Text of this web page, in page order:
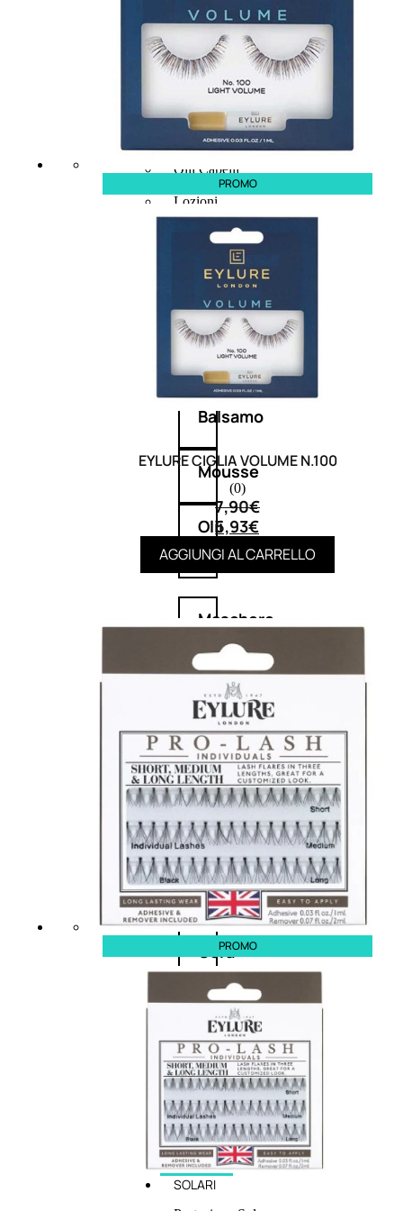
CAPELLI
Shampoo
Balsamo
Mousse
Olii Capelli
Maschere
Lozioni
Fiale
Sieri e Cristalli
Cera e Crema
Gel Capelli
Colorazione
Shampoo
Balsamo
Mousse
Olii
capelli
Maschere
Lozioni
Fiale
Sieri
e
cristalli
Spray
Cera
e
crema
Gel
capelli
Colorazione
SOLARI
PROMO
EYLURE CIGLIA VOLUME N.100
(0)
7,90€
5,93€
AGGIUNGI AL CARRELLO
PROMO